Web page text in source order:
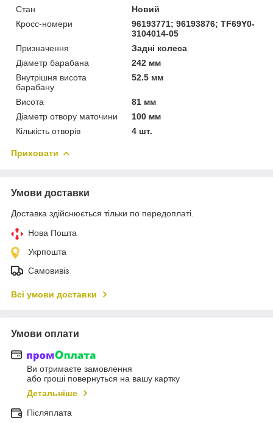
Стан
Новий
Кросс-номери
96193771; 96193876; TF69Y0-
3104014-05
Призначення
Задні колеса
Діаметр барабана
242 мм
Внутрішня висота
барабану
52.5 мм
Висота
81 мм
Діаметр отвору маточини
100 мм
Кількість отворів
4 шт.
Приховати
Умови доставки
Доставка здійснюється тільки по передоплаті.
Нова Пошта
Укрпошта
Самовивіз
Всі умови доставки
Умови оплати
Ви отримаєте замовлення
або гроші повернуться на вашу картку
Детальніше
Післяплата